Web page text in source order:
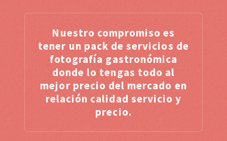
Nuestro compromiso es
tener un pack de servicios de
fotografía gastronómica
donde lo tengas todo al
mejor precio del mercado en
relación calidad servicio y
precio.